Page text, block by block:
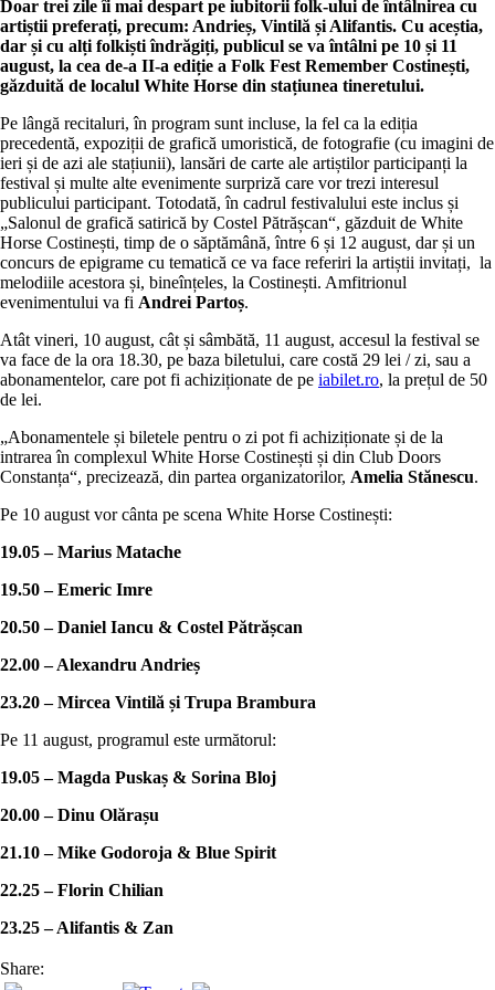
Doar trei zile îi mai despart pe iubitorii folk-ului de întâlnirea cu
artiștii preferați, precum: Andrieș, Vintilă și Alifantis. Cu aceștia,
dar și cu alți folkiști îndrăgiți, publicul se va întâlni pe 10 și 11
august, la cea de-a II-a ediție a Folk Fest Remember Costinești,
găzduită de localul White Horse din stațiunea tineretului.
Pe lângă recitaluri, în program sunt incluse, la fel ca la ediția
precedentă, expoziții de grafică umoristică, de fotografie (cu imagini de
ieri și de azi ale stațiunii), lansări de carte ale artiștilor participanți la
festival și multe alte evenimente surpriză care vor trezi interesul
publicului participant. Totodată, în cadrul festivalului este inclus și
„Salonul de grafică satirică by Costel Pătrășcan“, găzduit de White
Horse Costinești, timp de o săptămână, între 6 și 12 august, dar și un
concurs de epigrame cu tematică ce va face referiri la artiștii invitați, la
melodiile acestora și, bineînțeles, la Costinești. Amfitrionul
evenimentului va fi Andrei Partoș.
Atât vineri, 10 august, cât și sâmbătă, 11 august, accesul la festival se
va face de la ora 18.30, pe baza biletului, care costă 29 lei / zi, sau a
abonamentelor, care pot fi achiziționate de pe iabilet.ro, la prețul de 50
de lei.
„Abonamentele și biletele pentru o zi pot fi achiziționate și de la
intrarea în complexul White Horse Costinești și din Club Doors
Constanța“, precizează, din partea organizatorilor, Amelia Stănescu.
Pe 10 august vor cânta pe scena White Horse Costinești:
19.05 – Marius Matache
19.50 – Emeric Imre
20.50 – Daniel Iancu & Costel Pătrășcan
22.00 – Alexandru Andrieș
23.20 – Mircea Vintilă și Trupa Brambura
Pe 11 august, programul este următorul:
19.05 – Magda Puskaș & Sorina Bloj
20.00 – Dinu Olărașu
21.10 – Mike Godoroja & Blue Spirit
22.25 – Florin Chilian
23.25 – Alifantis & Zan
Share: